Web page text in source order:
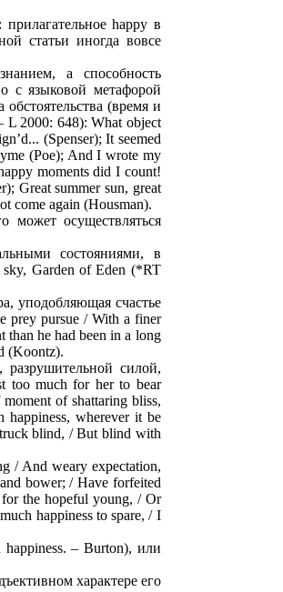
прилагательное happy в
статьи иногда вовсе
а способность
с языковой метафорой
(время и
L 2000: 648): What object
(Spenser); It seemed
(Poe); And I wrote my
moments did I count!
Great summer sun, great
come again (Housman).
может осуществляться
состояниями, в
sky, Garden of Eden (*RT
уподобляющая счастье
prey pursue / With a finer
than he had been in a long
(Koontz).
силой,
too much for her to bear
of shattaring bliss,
wherever it be
blind, / But blind with
/ And weary expectation,
bower; / Have forfeited
the hopeful young, / Or
happiness to spare, / I
– Burton), или
характере его